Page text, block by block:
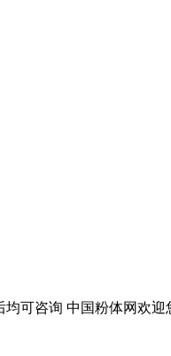
可咨询 中国粉体网欢